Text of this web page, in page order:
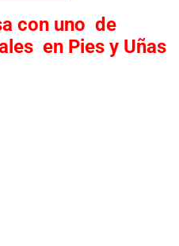
con uno de
en Pies y Uñas